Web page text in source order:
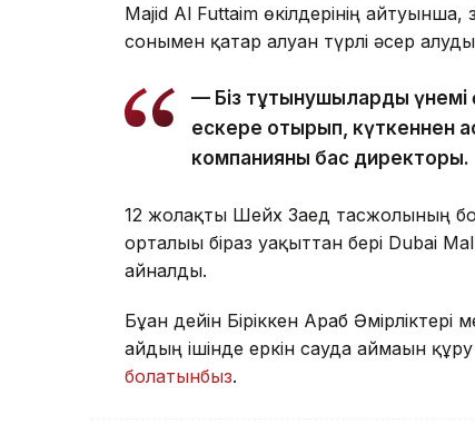
Majid Al Futtaim өкілдерінің
сонымен қатар алуан түрлі әсер
— Біз тұтынушылардың үнемі
ескере отырып, күткеннен
компанияның бас директоры.
12 жолақты Шейх Заед тасжолының
орталығы біраз уақыттан бері Dubai
айналды.
Бұған дейін Біріккен Араб
айдың ішінде еркін сауда аймағын
болатынбыз.